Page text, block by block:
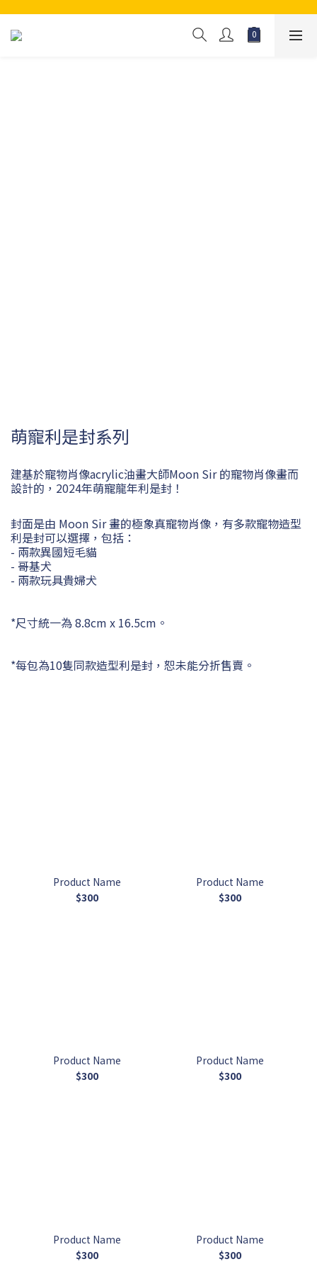
萌寵利是封系列
建基於寵物肖像acrylic油畫大師Moon Sir 的寵物肖像畫而
設計的，2024年萌寵龍年利是封！
封面是由 Moon Sir 畫的極象真寵物肖像，有多款寵物造型
利是封可以選擇，包括：
- 兩款異國短毛貓
- 哥基犬
- 兩款玩具貴婦犬
*尺寸統一為 8.8cm x 16.5cm。
*每包為10隻同款造型利是封，恕未能分折售賣。
Product Name
$300
Product Name
$300
Product Name
$300
Product Name
$300
Product Name
$300
Product Name
$300